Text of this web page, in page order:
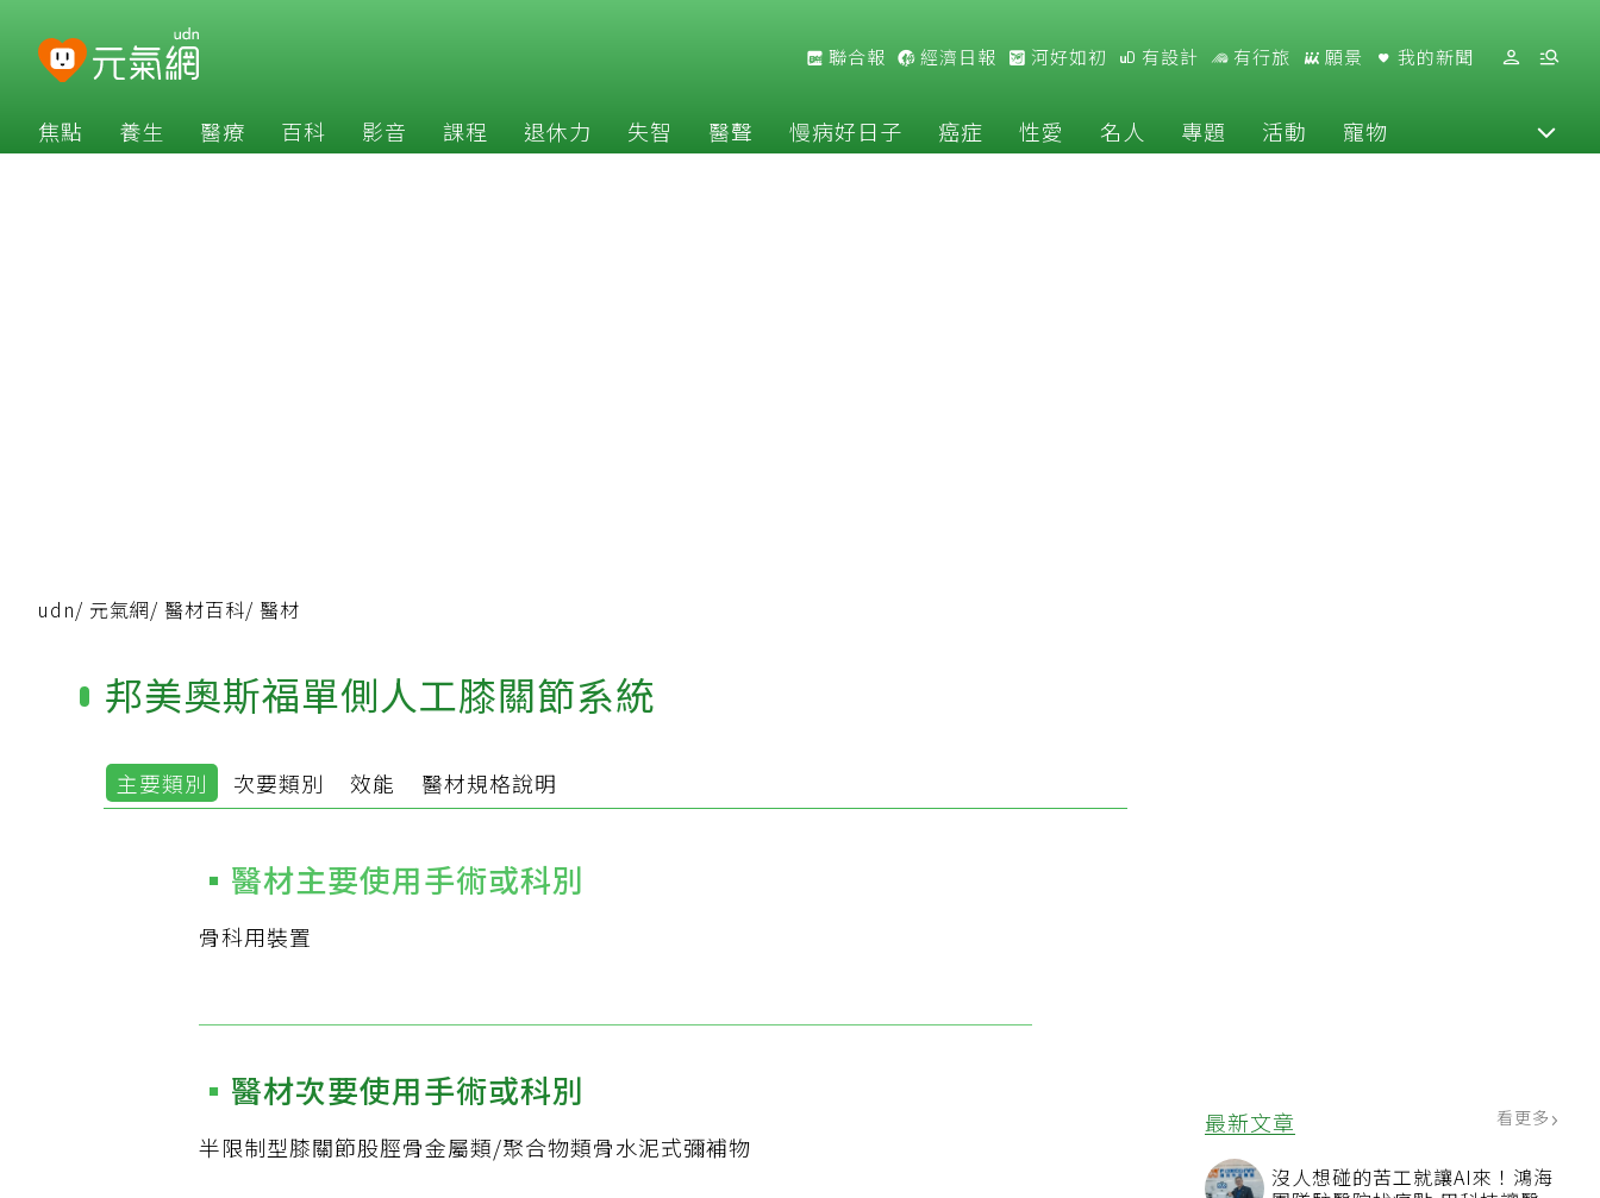
聯合報 經濟日報 河好如初 有設計 有行旅 願景 我的新聞
焦點 養生 醫療 百科 影音 課程 退休力 失智 醫聲 慢病好日子 癌症 性愛 名人 專題 活動 寵物
最新文章 看更多
沒人想碰的苦工就讓AI來！鴻海
udn/ 元氣網/ 醫材百科/ 醫材
邦美奧斯福單側人工膝關節系統
主要類別 次要類別 效能 醫材規格說明
醫材主要使用手術或科別
骨科用裝置
醫材次要使用手術或科別
半限制型膝關節股脛骨金屬類/聚合物類骨水泥式彌補物